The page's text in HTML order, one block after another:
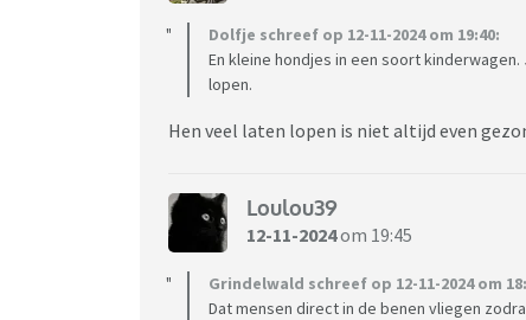
Dolfje schreef op 12-11-2024 om 19:40:
En kleine hondjes in een soort
lopen.
Hen veel laten lopen is niet altijd even
Loulou39
12-11-2024om 19:45
Grindelwald schreef op 12-11-2024 om
Dat mensen direct in de benen vliegen